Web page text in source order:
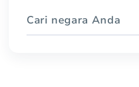
Cari negara Anda